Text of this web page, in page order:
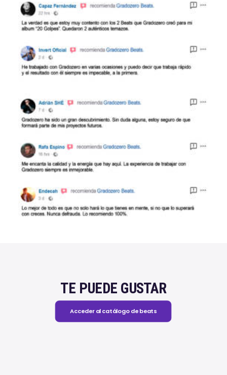
TE PUEDE GUSTAR
Acceder al catálogo de beats